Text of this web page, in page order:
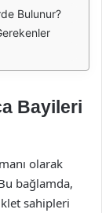
Bulunur?
Bayileri
olarak
bağlamda,
sahipleri